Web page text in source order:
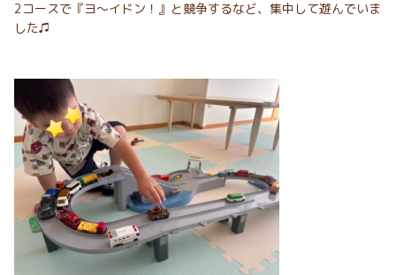
2コースで『ヨ～イドン！』と競争するなど、集中して遊んでいま
した♫